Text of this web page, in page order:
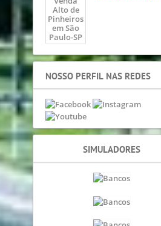
NOSSO PERFIL NAS REDES
SIMULADORES